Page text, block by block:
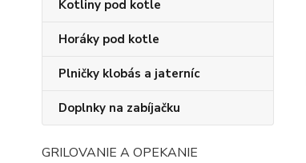
Kotliny pod kotle
Horáky pod kotle
Plničky klobás a jaterníc
Doplnky na zabíjačku
GRILOVANIE A OPEKANIE